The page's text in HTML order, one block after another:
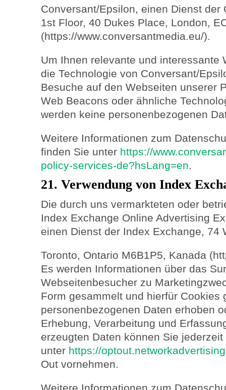
Conversant/Epsilon, einen Dienst der
1st Floor, 40 Dukes Place, London,
(https://www.conversantmedia.eu/).
Um Ihnen relevante und interessante
die Technologie von Conversant/
Besuche auf den Webseiten unserer
Web Beacons oder ähnliche
werden keine personenbezogenen
Weitere Informationen zum
finden Sie unter https://
policy-services-de?hsLang=en.
21. Verwendung von Index
Die durch uns vermarkteten oder
Index Exchange Online Advertising
einen Dienst der Index Exchange, 74
Toronto, Ontario M6B1P5, Kanada
Es werden Informationen über das
Webseitenbesucher zu
Form gesammelt und hierfür Cookies
personenbezogenen Daten erhoben
Erhebung, Verarbeitung und
erzeugten Daten können Sie
unter https://
Out vornehmen.